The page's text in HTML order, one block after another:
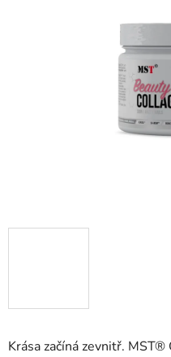
Krása začíná zevnitř.